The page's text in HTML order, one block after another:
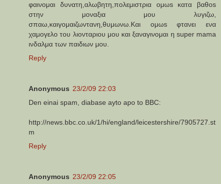
φαινομαι δυνατη,αλωβητη,πολεμιστρια ομωs κατα βαθοs
στην μοναξια μου λυγιζω,
σπαω,καιγομαιζωντανη,θυμωνω.Kαι ομωs φτανει ενα
χαμογελο του λιονταριου μου και ξαναγινομαι η super mama
ινδαλμα των παιδιων μου.
Reply
Anonymous 23/2/09 22:03
Den einai spam, diabase ayto apo to BBC:
http://news.bbc.co.uk/1/hi/england/leicestershire/7905727.st
m
Reply
Anonymous 23/2/09 22:05